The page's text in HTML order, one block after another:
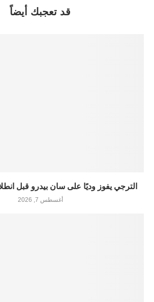
قد تعجبك أيضاً
الترجي يفوز وديًا على سان بيدرو قبل
أغسطس 7, 2026